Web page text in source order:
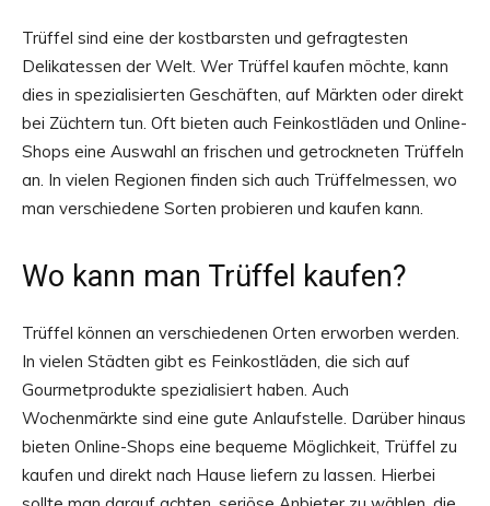
Trüffel sind eine der kostbarsten und gefragtesten
Delikatessen der Welt. Wer Trüffel kaufen möchte, kann
dies in spezialisierten Geschäften, auf Märkten oder direkt
bei Züchtern tun. Oft bieten auch Feinkostläden und Online-
Shops eine Auswahl an frischen und getrockneten Trüffeln
an. In vielen Regionen finden sich auch Trüffelmessen, wo
man verschiedene Sorten probieren und kaufen kann.
Wo kann man Trüffel kaufen?
Trüffel können an verschiedenen Orten erworben werden.
In vielen Städten gibt es Feinkostläden, die sich auf
Gourmetprodukte spezialisiert haben. Auch
Wochenmärkte sind eine gute Anlaufstelle. Darüber hinaus
bieten Online-Shops eine bequeme Möglichkeit, Trüffel zu
kaufen und direkt nach Hause liefern zu lassen. Hierbei